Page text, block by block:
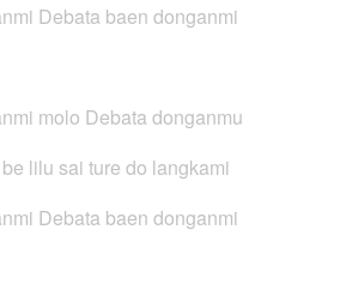
Debata baen donganmi
molo Debata donganmu
lilu sai ture do langkami
Debata baen donganmi